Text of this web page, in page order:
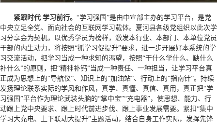
紧跟时代 学习前行。 “学习强国”是由中宣部主办的学习平台，是党
中央立足全党、面向社会的互联网学习载体。夏河县各级党组织以此次学
习分享会为契机，以优秀学员为榜样，激发本行业、本部门、本单位党员
干部的内生动力，将按照“抓学习促提升”要求，进一步开展好本系统的学
习交流活动，把学习当成一种求知的渴望，按照“干什么学什么、缺什么
补什么”的原则，把“精神补钙”当成一种责任、一种担当，让学习平台真
正成为思想上的“导航仪”、知识上的“加油站”、行动上的“指南针”。持续
发扬理论联系实际的学风和作风，真学、真懂、真信、真用，真正把“学
习强国”平台作为理论武装头脑的“掌中宝”“充电器”，使思想、能力、行
动跟上党中央要求、跟上时代前进步伐、跟上事业发展需要。紧扣“集中
学习大充电、上下联动大提升”主题活动，结合自身工作实际，发挥先锋